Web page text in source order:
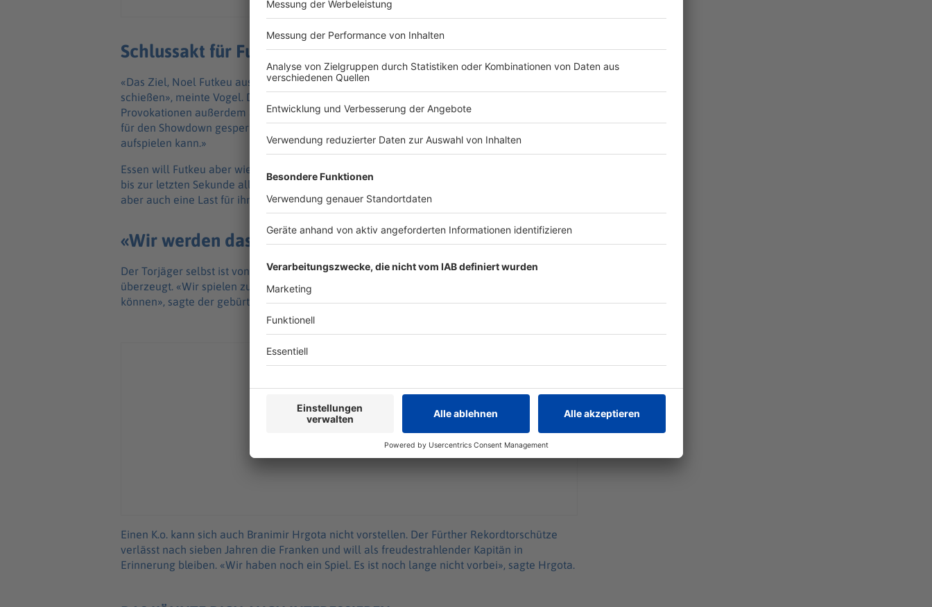
Schlussakt für Futkeu und Hrgota
«Das Ziel, Noel Futkeu aus dem Spiel zu nehmen, war noch größer als der Wille, ein Tor zu
schießen», meinte Vogel. Der Angreifer musste auch vor dem Hintergrund einiger
Provokationen außerdem aufpassen, nicht seine fünfte Gelbe Karte zu kassieren und damit
für den Showdown gesperrt zu sein. «Er freut sich auf das Rückspiel, weil er befreit
aufspielen kann.»
Essen will Futkeu aber wieder neutralisieren. «Der Spieler hat sich enorm entwickelt, er wird
bis zur letzten Sekunde alles für Fürth geben wollen. Seine enorme Verantwortung könnte
aber auch eine Last für ihn sein», sagte Essens Coach Uwe Koschinat über Futkeu.
«Wir werden das Ding zu Hause ziehen»
Der Torjäger selbst ist von einem erfolgreichen Schlussakt seiner zwei Jahre in Fürth
überzeugt. «Wir spielen zu Hause. Wir haben oft gezeigt, dass wir da gute Spiele abliefern
können», sagte der gebürtige Essener. «Wir werden das Ding zu Hause ziehen.»
Einen K.o. kann sich auch Branimir Hrgota nicht vorstellen. Der Fürther Rekordtorschütze
verlässt nach sieben Jahren die Franken und will als freudestrahlender Kapitän in
Erinnerung bleiben. «Wir haben noch ein Spiel. Es ist noch lange nicht vorbei», sagte Hrgota.